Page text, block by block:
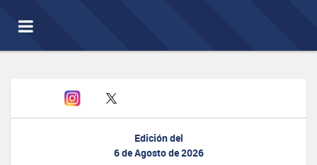
Toggle
navigation
Edición del
6 de Agosto de 2026